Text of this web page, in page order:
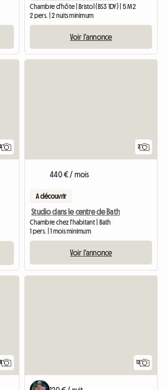
Chambre d'hôte | Bristol (BS3 1DY) | 5 M2
2 pers. | 2 nuits minimum
Voir l'annonce
2
440 € / mois
A découvrir
Studio dans le centre de Bath
Chambre chez l'habitant | Bath
1 pers. | 1 mois minimum
Voir l'annonce
11 12